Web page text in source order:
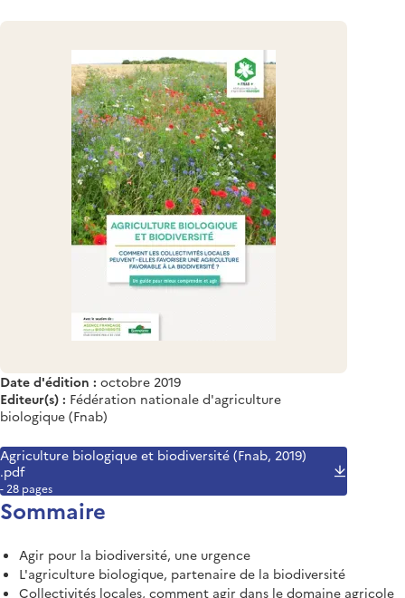
Date d'édition : octobre 2019
Editeur(s) : Fédération nationale d'agriculture
biologique (Fnab)
Agriculture biologique et biodiversité (Fnab, 2019)
.pdf
- 28 pages
Sommaire
Agir pour la biodiversité, une urgence
L'agriculture biologique, partenaire de la biodiversité
Collectivités locales, comment agir dans le domaine agricole